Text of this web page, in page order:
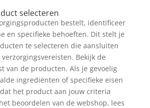
selecteren
bestelt, identificeer
en specifieke behoeften. Dit stelt je
te selecteren die aansluiten
Bekijk de
van de producten. Als je gevoelig
ingrediënten of specifieke eisen
het product aan jouw criteria
beoordelen van de webshop, lees